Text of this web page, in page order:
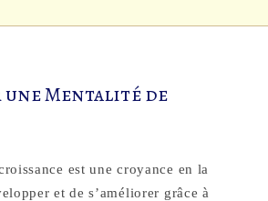
Mentalité de
est une croyance en la
et de s’améliorer grâce à